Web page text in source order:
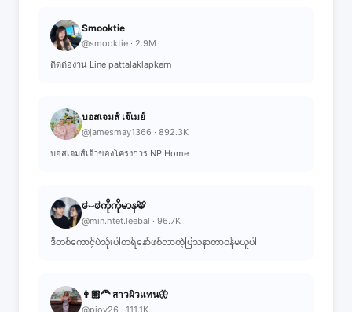
Smooktie
@smooktie · 2.9M
ติดต่องาน Line pattalaklapkern
บอสเจมส์ เจ๊เมย์
@jamesmay1366 · 892.3K
บอสเจมส์เจ้าของโครงการ NP Home
ಠ⌣ಠကိုကိုမာန🐯
@min.htet.leebal · 96.7K
ဒီတစ်ကောင့်ပဲသုံးပါတရ်နော်ဖစ်လာတဲ့ပြသနာတာဝန်မယူပါ
👩🏽‍🦰 สาวผิวแทน🦋
@pioy26 · 111.1K